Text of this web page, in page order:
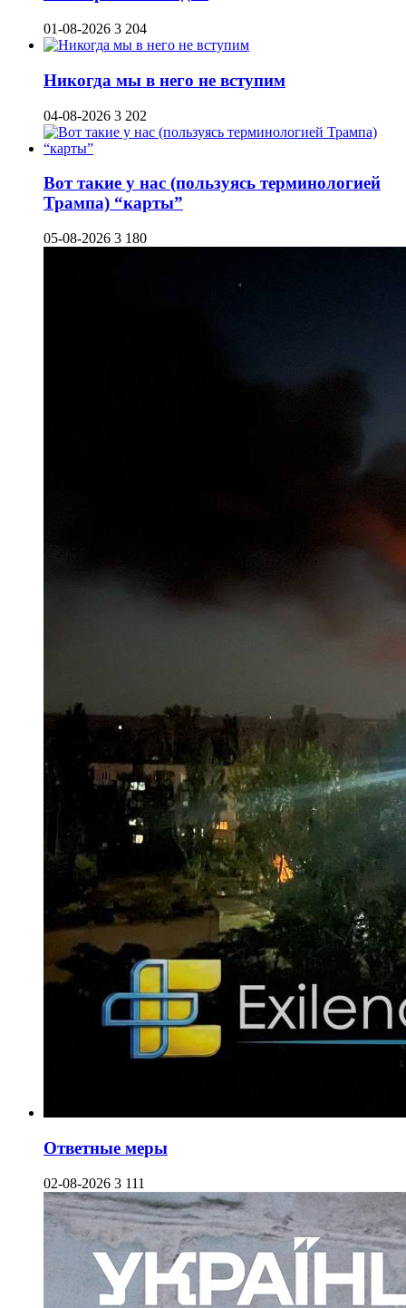
01-08-2026 3 204
Никогда мы в него не вступим
04-08-2026 3 202
Вот такие у нас (пользуясь терминологией
Трампа) “карты”
05-08-2026 3 180
Ответные меры
02-08-2026 3 111